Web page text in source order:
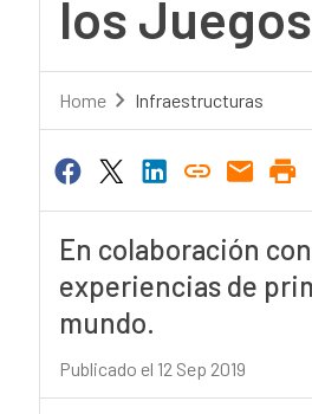
los
Home Infraestructuras
En colaboración
experiencias de
mundo.
Publicado el 12 Sep 2019